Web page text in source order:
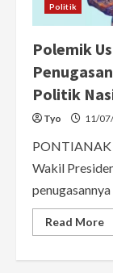
Politik
Polemik
Politik
Tyo 11/
PONTIANAK
Wakil
Read More